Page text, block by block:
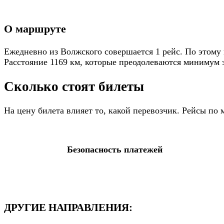
О маршруте
Ежедневно из Волжского совершается 1 рейс. По
Расстояние 1169 км, которые преодолеваются
Сколько стоят билеты
На цену билета влияет то, какой перевозчик. Рейсы
Безопасность платежей
ДРУГИЕ НАПРАВЛЕНИЯ: